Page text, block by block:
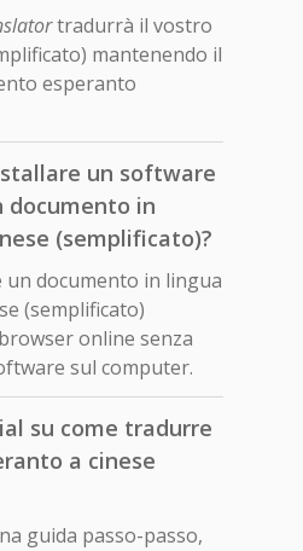
tradurrà il vostro
mantenendo il
esperanto
un software
documento in
(semplificato)?
documento in lingua
(semplificato)
online senza
sul computer.
su come tradurre
a cinese
guida passo-passo,